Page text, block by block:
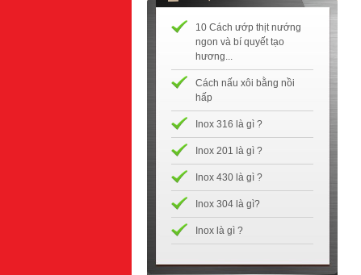
10 Cách ướp thịt nướng
ngon và bí quyết tạo
hương...
Cách nấu xôi bằng nồi
hấp
Inox 316 là gì ?
Inox 201 là gì ?
Inox 430 là gì ?
Inox 304 là gì?
Inox là gì ?